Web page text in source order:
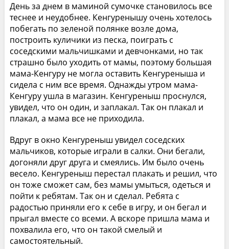
День за днем в маминой сумочке становилось все
теснее и неудобнее. Кенгуренышу очень хотелось
побегать по зеленой полянке возле дома,
построить куличики из песка, поиграть с
соседскими мальчишками и девчонками, но так
страшно было уходить от мамы, поэтому большая
мама-Кенгуру не могла оставить Кенгуреныша и
сидела с ним все время. Однажды утром мама-
Кенгуру ушла в магазин. Кенгуреныш проснулся,
увидел, что он один, и заплакал. Так он плакал и
плакал, а мама все не приходила.
Вдруг в окно Кенгуреныш увидел соседских
мальчиков, которые играли в салки. Они бегали,
догоняли друг друга и смеялись. Им было очень
весело. Кенгуреныш перестал плакать и решил, что
он тоже сможет сам, без мамы умыться, одеться и
пойти к ребятам. Так он и сделал. Ребята с
радостью приняли его к себе в игру, и он бегал и
прыгал вместе со всеми. А вскоре пришла мама и
похвалила его, что он такой смелый и
самостоятельный.